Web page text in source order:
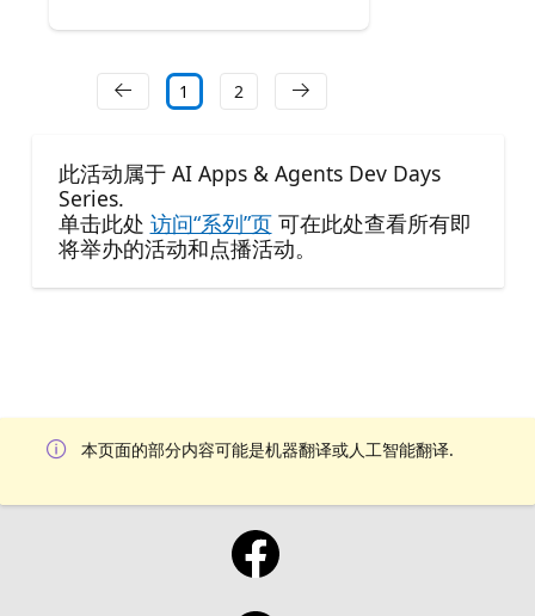
1 2
此活动属于 AI Apps & Agents Dev Days
Series.
单击此处 访问“系列”页可在此处查看所有即
将举办的活动和点播活动。
本页面的部分内容可能是机器翻译或人工智能翻译.